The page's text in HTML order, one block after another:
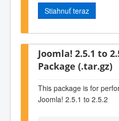
Stiahnuť teraz
Joomla! 2.5.1 to
Package (.tar.gz)
This package is for
Joomla! 2.5.1 to 2.5.2